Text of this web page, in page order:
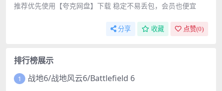
推荐优先使用【夸克网盘】下载 稳定不易丢包，会员也便宜
分享 收藏 点赞(0)
排行榜展示
1 战地6/战地风云6/Battlefield 6